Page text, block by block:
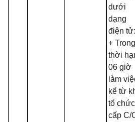
dưới
dạng
điện tử:
+ Trong
thời
06 giờ
làm
kể từ
tổ chức
cấp C/